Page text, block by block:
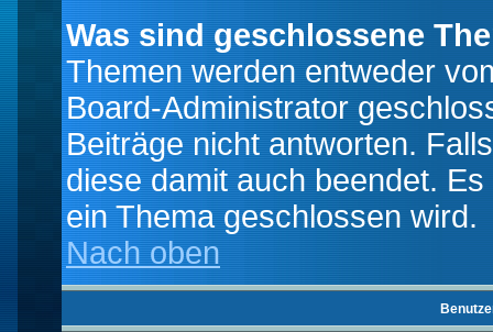
Was sind geschlossene
Themen werden entweder
Board-Administrator
Beiträge nicht antworten.
diese damit auch beendet.
ein Thema geschlossen wird.
Nach oben